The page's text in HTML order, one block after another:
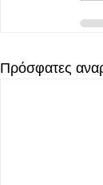
Πρόσφατες